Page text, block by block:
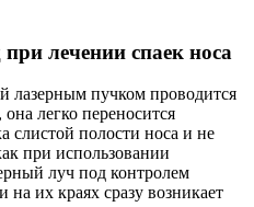
лечении спаек носа
лазерным пучком проводится
легко переносится
слистой полости носа и не
при использовании
луч под контролем
на их краях сразу возникает